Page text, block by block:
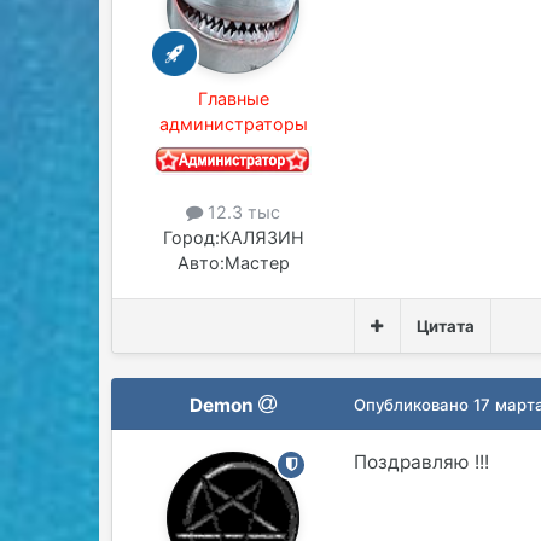
Главные
администраторы
12.3 тыс
Город:КАЛЯЗИН
Авто:Мастер
Цитата
Demon Опубликовано17
Поздравляю !!!